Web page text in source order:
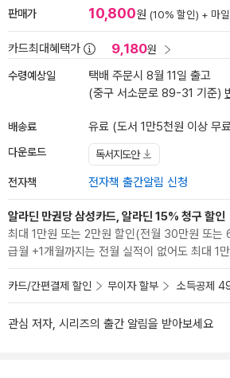
판매가 10,800원 (10% 할인) + 마
카드최대혜택가 9,180원
수령예상일
택배 주문시 8월 11일 출고
(중구 서소문로 89-31 기준)
배송료 유료 (도서 1만5천원 이상 무
다운로드 독서지도안
전자책 전자책 출간알림 신청
알라딘 만권당 삼성카드, 알라딘 15% 청구 할인
최대 1만원 또는 2만원 할인(전월 30만원 또는
급월 +1개월까지는 전월 실적이 없어도 최대 1
카드/간편결제 할인 무이자 할부 소득공제
관심 저자, 시리즈의 출간 알림을 받아보세요